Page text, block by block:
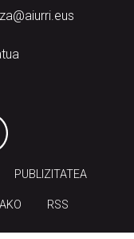
PUBLIZITATEA
RSS